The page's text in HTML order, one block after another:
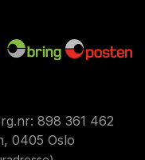
898 361 462
0405 Oslo